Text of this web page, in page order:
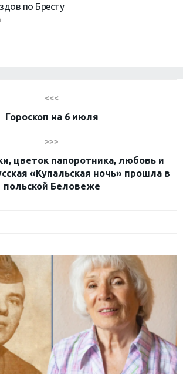
по Бресту
<<<
Гороскоп на 6 июля
>>>
цветок папоротника, любовь и
«Купальская ночь» прошла в
польской Беловеже